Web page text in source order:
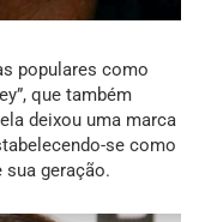
populares como
que também
deixou uma marca
se como
geração.